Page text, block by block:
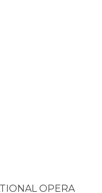
OPERA